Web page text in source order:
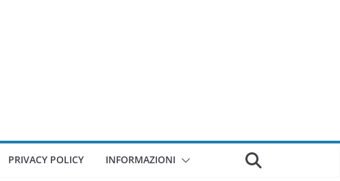
PRIVACY POLICY INFORMAZIONI